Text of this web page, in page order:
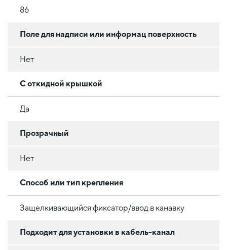
86
Поле для надписи или информац поверхность
Нет
С откидной крышкой
Да
Прозрачный
Нет
Способ или тип крепления
Защелкивающийся фиксатор/ввод в канавку
Подходит для установки в кабель-канал